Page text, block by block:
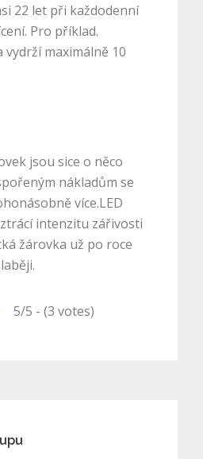
22 let při každodenní
Pro příklad.
vydrží maximálně 10
jsou sice o něco
nákladům se
více.LED
intenzitu zářivosti
žárovka už po roce
5/5 - (3 votes)